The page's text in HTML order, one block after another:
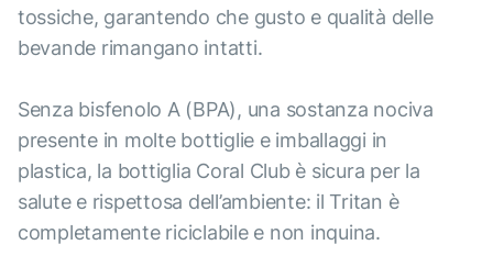
tossiche, garantendo che gusto e qualità delle
bevande rimangano intatti.
Senza bisfenolo A (BPA), una sostanza nociva
presente in molte bottiglie e imballaggi in
plastica, la bottiglia Coral Club è sicura per la
salute e rispettosa dell’ambiente: il Tritan è
completamente riciclabile e non inquina.